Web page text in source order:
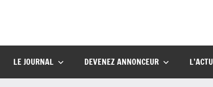
LE JOURNAL DEVENEZ ANNONCEUR L’ACTU